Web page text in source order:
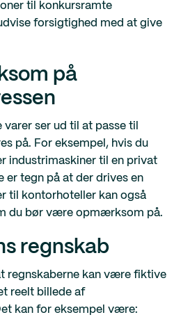
til konkursramte
forsigtighed med at give
på
varer ser ud til at passe til
på. For eksempel, hvis du
industrimaskiner til en privat
er tegn på at der drives en
til kontorhoteller kan også
du bør være opmærksom på.
regnskab
regnskaberne kan være fiktive
reelt billede af
kan for eksempel være: